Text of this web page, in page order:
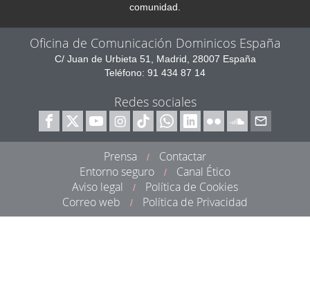
comunidad.
Oficina de Comunicación Dominicos España
C/ Juan de Urbieta 51, Madrid, 28007 España
Teléfono: 91 434 87 14
Redes sociales
Prensa /
Contactar
Entorno seguro
/
Canal Ético
Aviso legal
/
Política de Cookies
Correo web
/ Política de Privacidad